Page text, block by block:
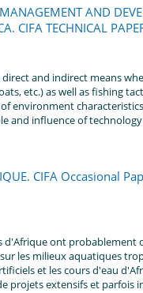
AND
CIFA TECHNICAL
and indirect means
etc.) as well as fishing
environment
and influence of technology
CIFA Occasional
d'Afrique ont probablement
les milieux aquatiques
et les cours d'eau
projets extensifs et parfois